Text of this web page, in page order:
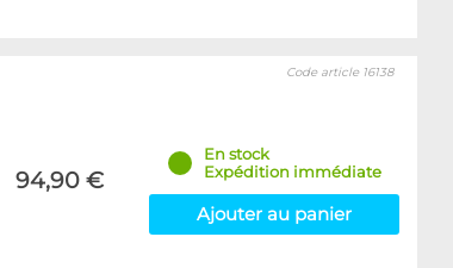
94,90 €
Code article 16138
En stock
Expédition immédiate
Ajouter au panier